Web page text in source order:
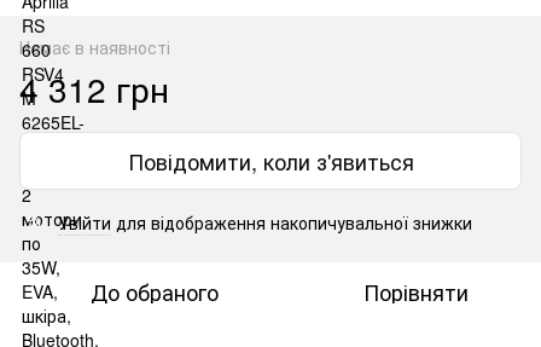
Немає в наявності
4 312 грн
Повідомити, коли з'явиться
% Увійти для відображення накопичувальної знижки
До обраного Порівняти